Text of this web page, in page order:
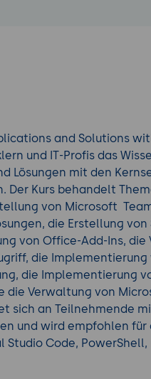
and Solutions
und IT-Profis das
Lösungen mit den
Der Kurs behandelt
von Microsoft
die Erstellung von
von Office-Add-Ins,
die Implementierung
die Implementierung
die Verwaltung von
sich an Teilnehmende
und wird empfohlen für
Studio Code,